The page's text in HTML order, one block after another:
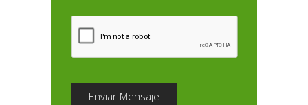
Enviar Mensaje